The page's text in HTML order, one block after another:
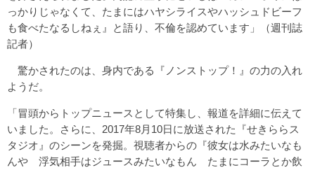
っかりじゃなくて、たまにはハヤシライスやハッシュドビーフ
も食べたなるしねぇ』と語り、不倫を認めています」（週刊誌
記者）
驚かされたのは、身内である『ノンストップ！』の力の入れ
ようだ。
「冒頭からトップニュースとして特集し、報道を詳細に伝えて
いました。さらに、2017年8月10日に放送された『せきららス
タジオ』のシーンを発掘。視聴者からの『彼女は水みたいなも
んや 浮気相手はジュースみたいなもん たまにコーラとか飲